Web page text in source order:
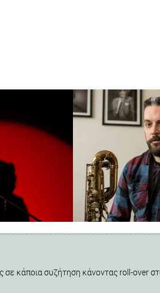
κάποια συζήτηση κάνοντας roll-over